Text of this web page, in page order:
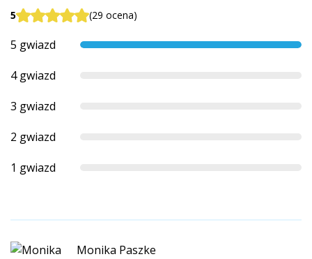
5 (29 ocena)
5 gwiazd
4 gwiazd
3 gwiazd
2 gwiazd
1 gwiazd
Monika Paszke